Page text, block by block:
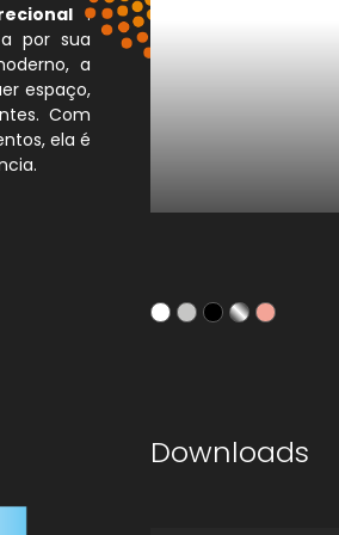
.
por sua
a
espaço,
Com
ela é
Downloads